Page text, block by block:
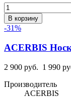
В корзину
-31%
ACERBIS
2 900 руб. 1 990
Производитель
ACERBIS